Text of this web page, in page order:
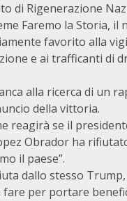
di Rigenerazione
Faremo la Storia, il
favorito alla
e ai trafficanti di
alla ricerca di un
della vittoria.
reagirà se il
Obrador ha
il paese”.
dallo stesso
per portare